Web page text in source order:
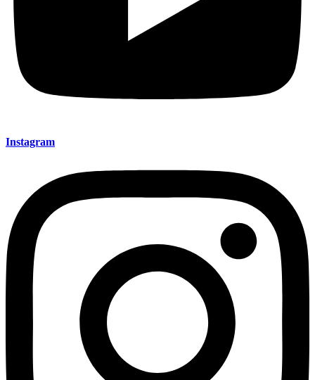
Instagram